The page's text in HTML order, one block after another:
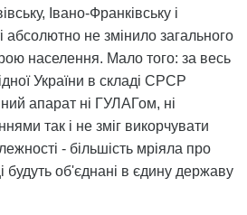
Івано-Франківську і
абсолютно не змінило загального
населення. Мало того: за весь
України в складі СРСР
апарат ні ГУЛАГом, ні
так і не зміг викорчувати
- більшість мріяла про
будуть об'єднані в єдину державу